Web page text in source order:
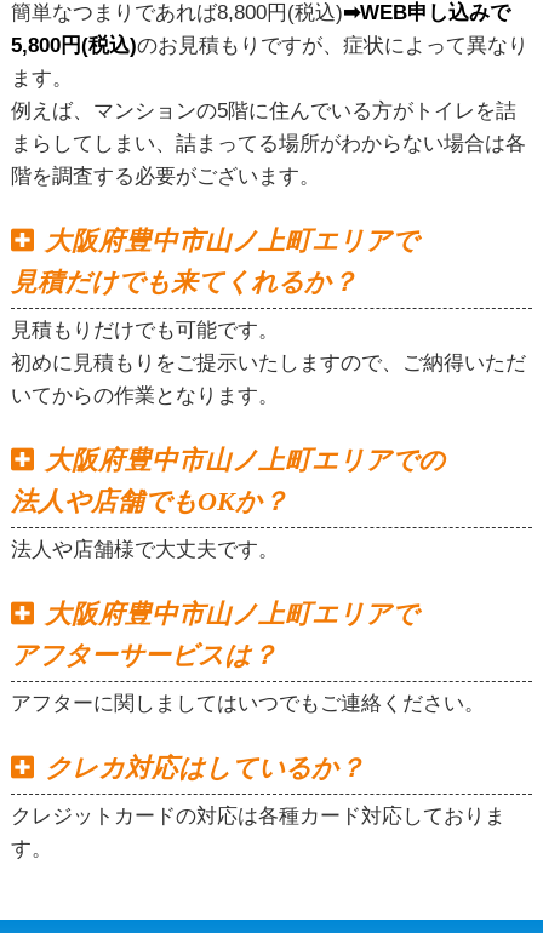
簡単なつまりであれば8,800円(税込)➡WEB申し込みで
5,800円(税込)のお見積もりですが、症状によって異なり
ます。
例えば、マンションの5階に住んでいる方がトイレを詰
まらしてしまい、詰まってる場所がわからない場合は各
階を調査する必要がございます。
大阪府豊中市山ノ上町エリアで
見積だけでも来てくれるか？
見積もりだけでも可能です。
初めに見積もりをご提示いたしますので、ご納得いただ
いてからの作業となります。
大阪府豊中市山ノ上町エリアでの
法人や店舗でもOKか？
法人や店舗様で大丈夫です。
大阪府豊中市山ノ上町エリアで
アフターサービスは？
アフターに関しましてはいつでもご連絡ください。
クレカ対応はしているか？
クレジットカードの対応は各種カード対応しておりま
す。